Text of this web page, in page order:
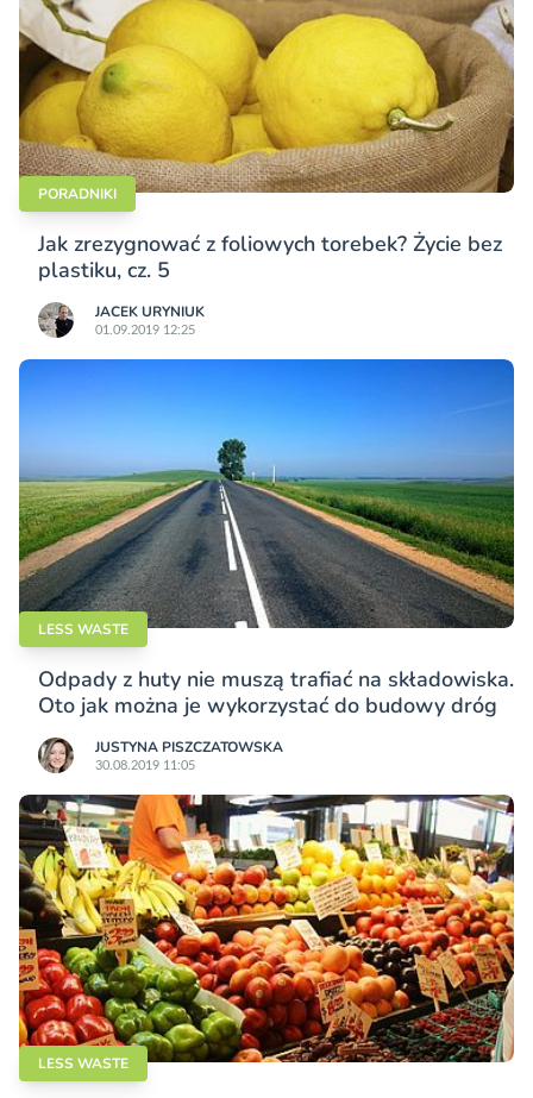
PORADNIKI
Jak zrezygnować z foliowych torebek? Życie bez
plastiku, cz. 5
JACEK URYNIUK
01.09.2019 12:25
LESS WASTE
Odpady z huty nie muszą trafiać na składowiska.
Oto jak można je wykorzystać do budowy dróg
JUSTYNA PISZCZATOWSKA
30.08.2019 11:05
LESS WASTE